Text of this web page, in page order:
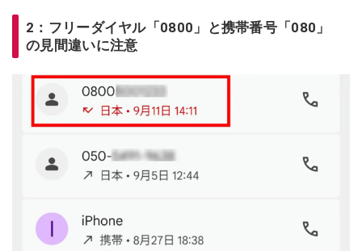
2：フリーダイヤル「0800」と携帯番号「080」
の見間違いに注意